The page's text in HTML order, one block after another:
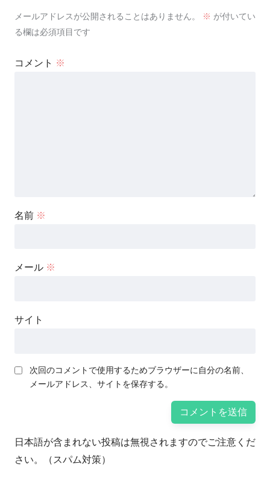
メールアドレスが公開されることはありません。 ※ が付いてい
る欄は必須項目です
コメント ※
名前 ※
メール ※
サイト
次回のコメントで使用するためブラウザーに自分の名前、
メールアドレス、サイトを保存する。
日本語が含まれない投稿は無視されますのでご注意くだ
さい。（スパム対策）